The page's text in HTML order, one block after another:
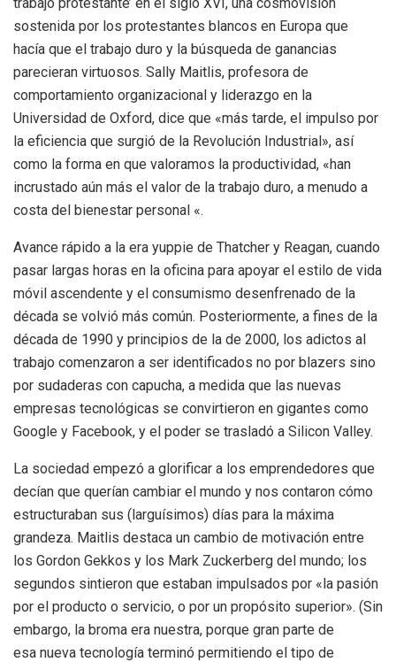
sostenida por los protestantes blancos en Europa que
hacía que el trabajo duro y la búsqueda de ganancias
parecieran virtuosos. Sally Maitlis, profesora de
comportamiento organizacional y liderazgo en la
Universidad de Oxford, dice que «más tarde, el impulso por
la eficiencia que surgió de la Revolución Industrial», así
como la forma en que valoramos la productividad, «han
incrustado aún más el valor de la trabajo duro, a menudo a
costa del bienestar personal «.
Avance rápido a la era yuppie de Thatcher y Reagan, cuando
pasar largas horas en la oficina para apoyar el estilo de vida
móvil ascendente y el consumismo desenfrenado de la
década se volvió más común. Posteriormente, a fines de la
década de 1990 y principios de la de 2000, los adictos al
trabajo comenzaron a ser identificados no por blazers sino
por sudaderas con capucha, a medida que las nuevas
empresas tecnológicas se convirtieron en gigantes como
Google y Facebook, y el poder se trasladó a Silicon Valley.
La sociedad empezó a glorificar a los emprendedores que
decían que querían cambiar el mundo y nos contaron cómo
estructuraban sus (larguísimos) días para la máxima
grandeza. Maitlis destaca un cambio de motivación entre
los Gordon Gekkos y los Mark Zuckerberg del mundo; los
segundos sintieron que estaban impulsados ​​por «la pasión
por el producto o servicio, o por un propósito superior». (Sin
embargo, la broma era nuestra, porque gran parte de
esa nueva tecnología terminó permitiendo el tipo de